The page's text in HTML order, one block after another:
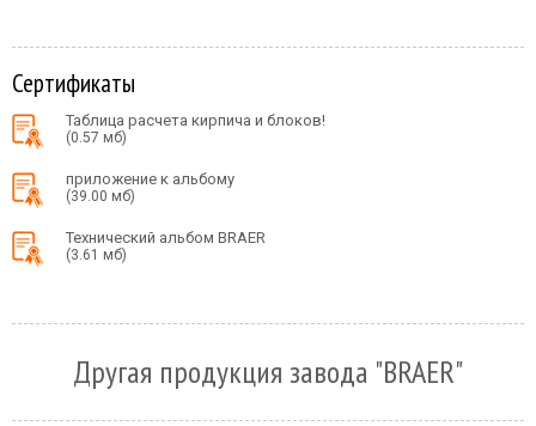
Сертификаты
Таблица расчета кирпича и блоков!
(0.57 мб)
приложение к альбому
(39.00 мб)
Технический альбом BRAER
(3.61 мб)
Другая продукция завода "BRAER"